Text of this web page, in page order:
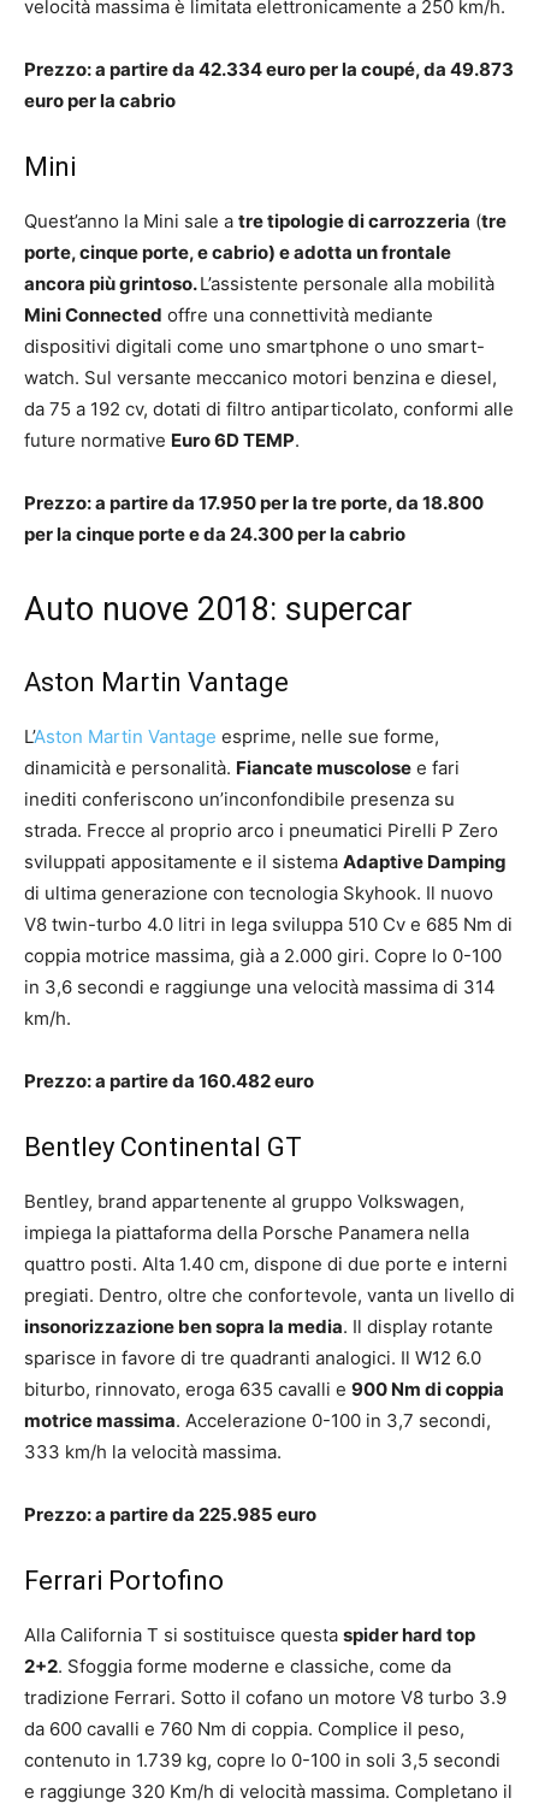
velocità massima è limitata elettronicamente a 250 km/h.
Prezzo: a partire da 42.334 euro per la coupé, da 49.873
euro per la cabrio
Mini
Quest’anno la Mini sale a tre tipologie di carrozzeria (tre
porte, cinque porte, e cabrio) e adotta un frontale
ancora più grintoso.L’assistente personale alla mobilità
Mini Connected offre una connettività mediante
dispositivi digitali come uno smartphone o uno smart-
watch. Sul versante meccanico motori benzina e diesel,
da 75 a 192 cv, dotati di filtro antiparticolato, conformi alle
future normative Euro 6D TEMP.
Prezzo: a partire da 17.950 per la tre porte, da 18.800
per la cinque porte e da 24.300 per la cabrio
Auto nuove 2018: supercar
Aston Martin Vantage
L’Aston Martin Vantage esprime, nelle sue forme,
dinamicità e personalità. Fiancate muscolose e fari
inediti conferiscono un’inconfondibile presenza su
strada. Frecce al proprio arco i pneumatici Pirelli P Zero
sviluppati appositamente e il sistema Adaptive Damping
di ultima generazione con tecnologia Skyhook. Il nuovo
V8 twin-turbo 4.0 litri in lega sviluppa 510 Cv e 685 Nm di
coppia motrice massima, già a 2.000 giri. Copre lo 0-100
in 3,6 secondi e raggiunge una velocità massima di 314
km/h.
Prezzo: a partire da 160.482 euro
Bentley Continental GT
Bentley, brand appartenente al gruppo Volkswagen,
impiega la piattaforma della Porsche Panamera nella
quattro posti. Alta 1.40 cm, dispone di due porte e interni
pregiati. Dentro, oltre che confortevole, vanta un livello di
insonorizzazione ben sopra la media. Il display rotante
sparisce in favore di tre quadranti analogici. Il W12 6.0
biturbo, rinnovato, eroga 635 cavalli e 900 Nm di coppia
motrice massima. Accelerazione 0-100 in 3,7 secondi,
333 km/h la velocità massima.
Prezzo: a partire da 225.985 euro
Ferrari Portofino
Alla California T si sostituisce questa spider hard top
2+2. Sfoggia forme moderne e classiche, come da
tradizione Ferrari. Sotto il cofano un motore V8 turbo 3.9
da 600 cavalli e 760 Nm di coppia. Complice il peso,
contenuto in 1.739 kg, copre lo 0-100 in soli 3,5 secondi
e raggiunge 320 Km/h di velocità massima. Completano il